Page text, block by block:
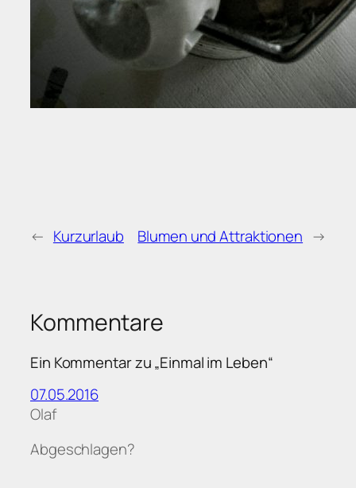
← Kurzurlaub Blumen und Attraktionen →
Kommentare
Ein Kommentar zu „Einmal im Leben“
07.05.2016
Olaf
Abgeschlagen?